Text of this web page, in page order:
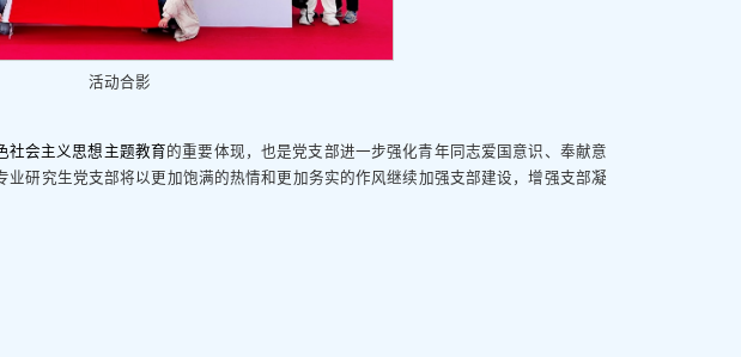
活动合影
社会主义思想主题教育的重要体现，也是党支部进一步强化青年同志爱国意识、奉献意
研究生党支部将以更加饱满的热情和更加务实的作风继续加强支部建设，增强支部凝